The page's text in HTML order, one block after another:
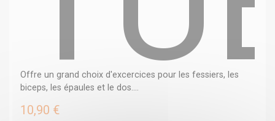
Offre un grand choix d'excercices pour les fessiers, les
biceps, les épaules et le dos....
10,90 €